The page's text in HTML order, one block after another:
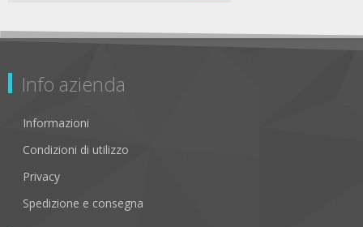
Info azienda
Informazioni
Condizioni di utilizzo
Privacy
Spedizione e consegna